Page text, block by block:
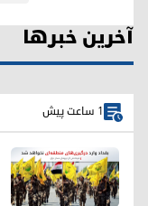
آخرین خبرها
1 ساعت پیش